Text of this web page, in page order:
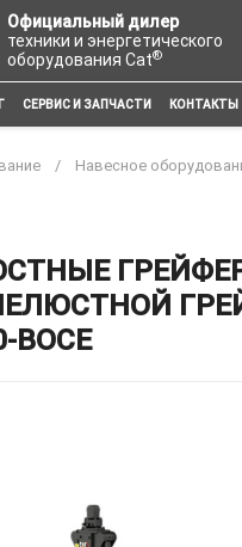
Официальный дилер
техники и энергетического
оборудования Cat®
СЕРВИС И ЗАПЧАСТИ КОНТАКТЫ
Навесное
BOCE